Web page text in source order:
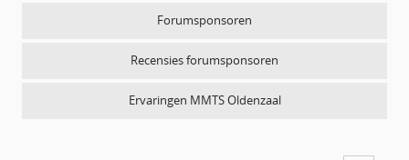
Forumsponsoren
Recensies forumsponsoren
Ervaringen MMTS Oldenzaal